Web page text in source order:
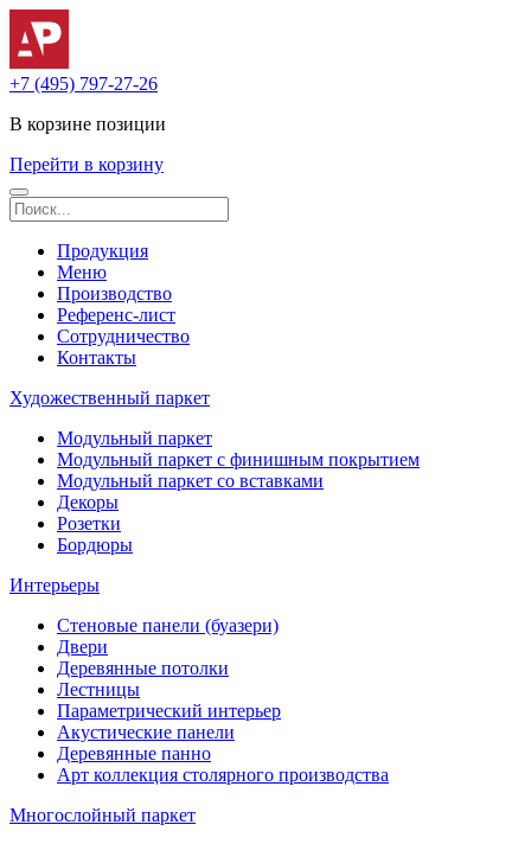
+7 (495) 797-27-26
В корзине позиции
Перейти в корзину
Продукция
Меню
Производство
Референс-лист
Сотрудничество
Контакты
Художественный паркет
Модульный паркет
Модульный паркет с финишным покрытием
Модульный паркет со вставками
Декоры
Розетки
Бордюры
Интерьеры
Стеновые панели (буазери)
Двери
Деревянные потолки
Лестницы
Параметрический интерьер
Акустические панели
Деревянные панно
Арт коллекция столярного производства
Многослойный паркет